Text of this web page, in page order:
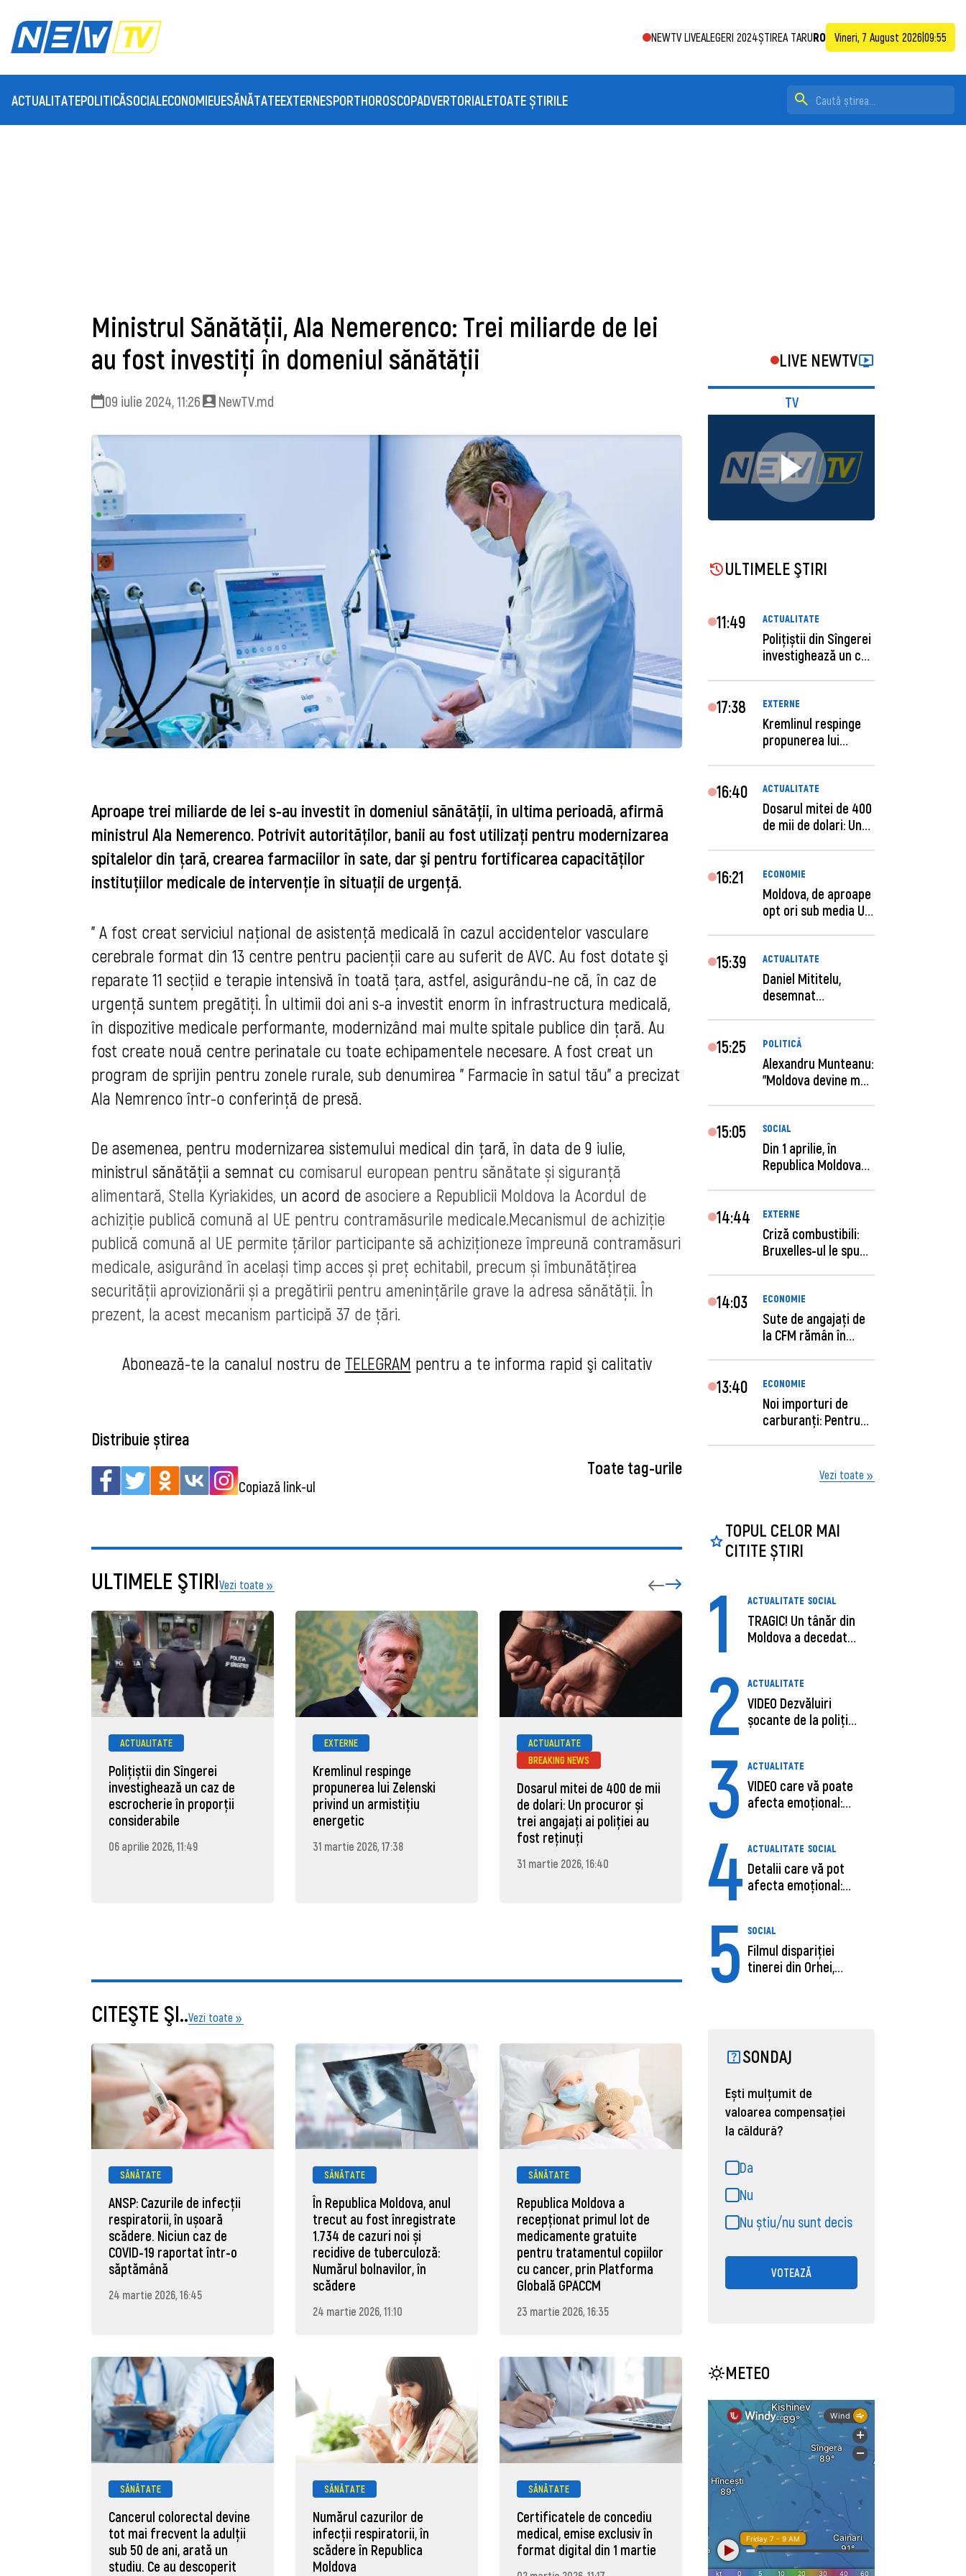
NEWTV LIVEALEGERI 2024ȘTIREA TARURO Vineri, 7 August 2026 09:55
ACTUALITATEPOLITICĂSOCIAL ECONOMIEUESĂNĂTATEEXTERNESPORTHOROSCOPADVERTORIALETOATE ȘTIRILE
Ministrul Sănătăţii, Ala Nemerenco: Trei miliarde de lei
au fost investiţi în domeniul sănătăţii
09 iulie 2024, 11:26 NewTV.md
Aproape trei miliarde de lei s-au investit în domeniul sănătăţii, în ultima perioadă, afirmă
ministrul Ala Nemerenco. Potrivit autorităţilor, banii au fost utilizaţi pentru modernizarea
spitalelor din ţară, crearea farmaciilor în sate, dar şi pentru fortificarea capacităţilor
instituţiilor medicale de intervenţie în situaţii de urgenţă.
" A fost creat serviciul naţional de asistenţă medicală în cazul accidentelor vasculare
cerebrale format din 13 centre pentru pacienţii care au suferit de AVC. Au fost dotate şi
reparate 11 secţiid e terapie intensivă în toată ţara, astfel, asigurându-ne că, în caz de
urgenţă suntem pregătiţi. În ultimii doi ani s-a investit enorm în infrastructura medicală,
în dispozitive medicale performante, modernizând mai multe spitale publice din ţară. Au
fost create nouă centre perinatale cu toate echipamentele necesare. A fost creat un
program de sprijin pentru zonele rurale, sub denumirea " Farmacie în satul tău" a precizat
Ala Nemrenco într-o conferinţă de presă.
De asemenea, pentru modernizarea sistemului medical din ţară, în data de 9 iulie,
ministrul sănătăţii a semnat cu comisarul european pentru sănătate și siguranță
alimentară, Stella Kyriakides, un acord de asociere a Republicii Moldova la Acordul de
achiziție publică comună al UE pentru contramăsurile medicale.Mecanismul de achiziție
publică comună al UE permite țărilor participante să achiziționeze împreună contramăsuri
medicale, asigurând în același timp acces și preț echitabil, precum și îmbunătățirea
securității aprovizionării și a pregătirii pentru amenințările grave la adresa sănătății. În
prezent, la acest mecanism participă 37 de țări.
Abonează-te la canalul nostru de TELEGRAM pentru a te informa rapid şi calitativ
Distribuie știrea
Copiază link-ul
Toate tag-urile
ULTIMELE ŞTIRIVezi toate
ACTUALITATE
Polițiștii din Sîngerei
investighează un caz de
escrocherie în proporții
considerabile
06 aprilie 2026, 11:49
EXTERNE
Kremlinul respinge
propunerea lui Zelenski
privind un armistițiu
energetic
31 martie 2026, 17:38
ACTUALITATE
BREAKING NEWS
Dosarul mitei de 400 de mii
de dolari: Un procuror și
trei angajați ai poliției au
fost reținuți
31 martie 2026, 16:40
Moldova, de aproape opt ori
sub media UE la costul
muncii pe ora
CITEŞTE ŞI..Vezi toate
SĂNĂTATE
ANSP: Cazurile de infecții
respiratorii, în ușoară
scădere. Niciun caz de
COVID-19 raportat într-o
săptămână
24 martie 2026, 16:45
SĂNĂTATE
În Republica Moldova, anul
trecut au fost înregistrate
1.734 de cazuri noi și
recidive de tuberculoză:
Numărul bolnavilor, în
scădere
24 martie 2026, 11:10
SĂNĂTATE
Republica Moldova a
recepționat primul lot de
medicamente gratuite
pentru tratamentul copiilor
cu cancer, prin Platforma
Globală GPACCM
23 martie 2026, 16:35
SĂNĂTATE
Cancerul colorectal devine
tot mai frecvent la adulţii
sub 50 de ani, arată un
studiu. Ce au descoperit
SĂNĂTATE
Numărul cazurilor de
infecții respiratorii, în
scădere în Republica
Moldova
SĂNĂTATE
Certificatele de concediu
medical, emise exclusiv în
format digital din 1 martie
LIVE NEWTV
TV
ULTIMELE ŞTIRI
11:49 ACTUALITATE
Polițiștii din Sîngerei
investighează un caz
17:38 EXTERNE
Kremlinul respinge
propunerea lui
16:40 ACTUALITATE
Dosarul mitei de 400
de mii de dolari: Un
16:21 ECONOMIE
Moldova, de aproape
opt ori sub media UE
15:39 ACTUALITATE
Daniel Mititelu,
desemnat
15:25 POLITICĂ
Alexandru Munteanu:
"Moldova devine mai
15:05 SOCIAL
Din 1 aprilie, în
Republica Moldova
14:44 EXTERNE
Criză combustibili:
Bruxelles-ul le spune
14:03 ECONOMIE
Sute de angajaţi de
la CFM rămân în
13:40 ECONOMIE
Noi importuri de
carburanți: Pentru
Vezi toate
TOPUL CELOR MAI
CITITE ȘTIRI
1 ACTUALITATE SOCIAL
TRAGIC! Un tânăr din
Moldova a decedat
2 ACTUALITATE
VIDEO Dezvăluiri
șocante de la poliție,
3 ACTUALITATE
VIDEO care vă poate
afecta emoțional:
4 ACTUALITATE SOCIAL
Detalii care vă pot
afecta emoțional:
5 SOCIAL
Filmul dispariției
tinerei din Orhei,
SONDAJ
Ești mulțumit de
valoarea compensației
la căldură?
Da
Nu
Nu știu/nu sunt decis
VOTEAZĂ
METEO